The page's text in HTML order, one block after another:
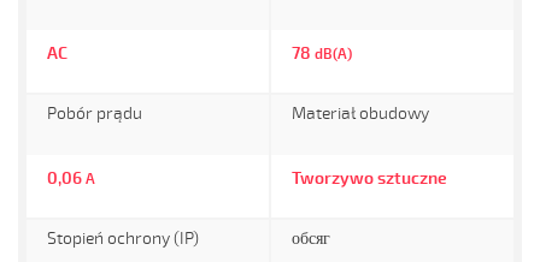
AC 78 dB(A)
Pobór prądu
0,06 A
Materiał obudowy
Tworzywo sztuczne
Stopień ochrony (IP) обсяг